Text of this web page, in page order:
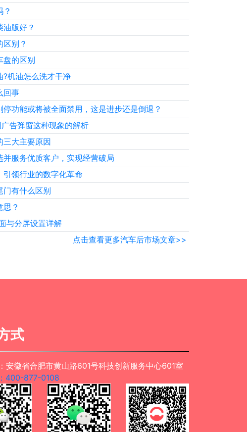
版好？
别？
盘的区别
机油怎么洗才干净
回事
功能或将被全面禁用，这是进步还是倒退？
告弹窗这种现象的解析
三大主要原因
服务优质客户，实现经营破局
领行业的数字化革命
门有什么区别
？
与分屏设置详解
点击查看更多汽车后市场文章>>
式
安徽省合肥市黄山路601号科技创新服务中心601室
400-877-0108